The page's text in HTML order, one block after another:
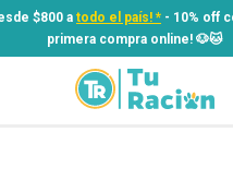
$800 a todo el país! * - 10% off
primera compra online! ​🐶​🐱
$800 atodo el país! *
- 10% off
primera compra online! ​🐶​🐱